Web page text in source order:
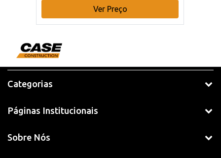
Ver Preço
Categorias
Páginas Institucionais
Sobre Nós